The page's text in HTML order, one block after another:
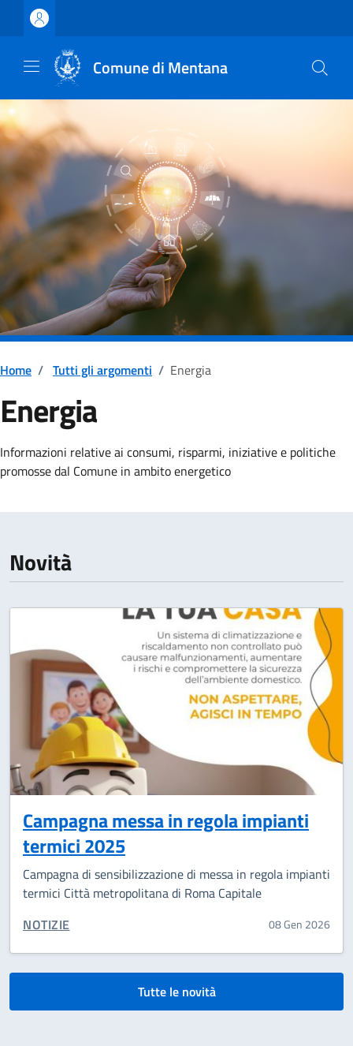
Vai ai contenuti
Vai al footer
Comune di Mentana
Home / Tutti gli argomenti / Energia
Energia
Dettagli della notizia
Informazioni relative ai consumi, risparmi, iniziative e politiche
promosse dal Comune in ambito energetico
Novità
Campagna messa in regola impianti
termici 2025
Campagna di sensibilizzazione di messa in regola impianti
termici Città metropolitana di Roma Capitale
CATEGORIA CORRELATA:
NOTIZIE 08 Gen 2026
Tutte le novità